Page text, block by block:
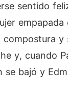
sentido
compostura
y, cuando
se bajó y